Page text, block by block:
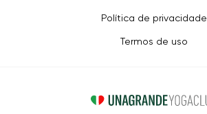
Política de privacidade
Termos de uso